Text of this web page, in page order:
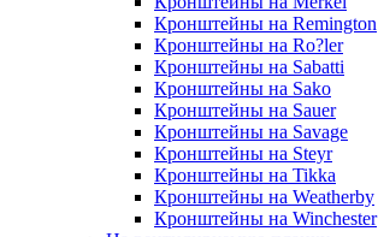
Кронштейны на Remington
Кронштейны на Ro?ler
Кронштейны на Sabatti
Кронштейны на Sako
Кронштейны на Sauer
Кронштейны на Savage
Кронштейны на Steyr
Кронштейны на Tikka
Кронштейны на Weatherby
Кронштейны на Winchester